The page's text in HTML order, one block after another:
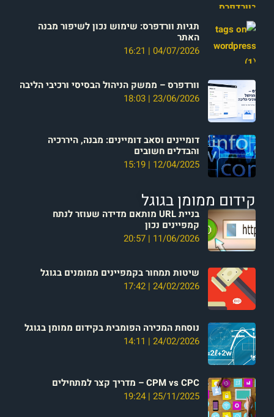
תגיות וורדפרס: שימוש נכון לשיפור מבנה
האתר
04/07/2026
16:21
וורדפרס – ממשק הניהול הבסיסי ורכיבי הליבה
23/06/2026
18:03
דומיינים וסאב דומיינים: מבנה, היררכיה
והבדלים חשובים
12/04/2025
15:19
קידום ממומן בגוגל
בניית URL מותאם מדידה שעוזר לנתח
קמפיינים נכון
11/06/2026
20:57
שיטות תמחור בקמפיינים ממומנים בגוגל
24/02/2026
17:42
נוסחת המכירה הפומבית בקידום ממומן בגוגל
24/02/2026
14:11
CPM vs CPC – מדריך קצר למתחילים
25/11/2025
19:24